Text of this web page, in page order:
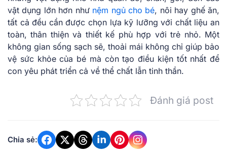
vật dụng lớn hơn như nệm ngủ cho bé, nôi hay ghế ăn,
tất cả đều cần được chọn lựa kỹ lưỡng với chất liệu an
toàn, thân thiện và thiết kế phù hợp với trẻ nhỏ. Một
không gian sống sạch sẽ, thoải mái không chỉ giúp bảo
vệ sức khỏe của bé mà còn tạo điều kiện tốt nhất để
con yêu phát triển cả về thể chất lẫn tinh thần.
Đánh giá post
Chia sẻ: